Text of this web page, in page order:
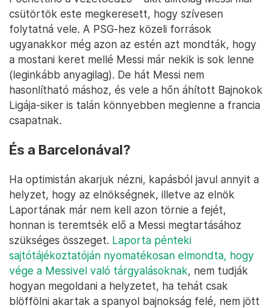
csütörtök este megkeresett, hogy szívesen
folytatná vele. A PSG-hez közeli források
ugyanakkor még azon az estén azt mondták, hogy
a mostani keret mellé Messi már nekik is sok lenne
(leginkább anyagilag). De hát Messi nem
hasonlítható máshoz, és vele a hőn áhított Bajnokok
Ligája-siker is talán könnyebben meglenne a francia
csapatnak.
És a Barcelonával?
Ha optimistán akarjuk nézni, kapásból javul annyit a
helyzet, hogy az elnökségnek, illetve az elnök
Laportának már nem kell azon törnie a fejét,
honnan is teremtsék elő a Messi megtartásához
szükséges összeget. Laporta pénteki
sajtótájékoztatóján nyomatékosan elmondta, hogy
vége a Messivel való tárgyalásoknak, nem tudják
hogyan megoldani a helyzetet, ha tehát csak
blöffölni akartak a spanyol bajnokság felé, nem jött